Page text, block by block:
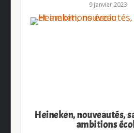
9 janvier 2023
Heineken, nouveautés,
ambitions